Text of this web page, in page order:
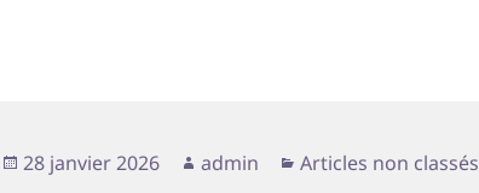
Publié
28 janvier 2026 Auteur
admin Catégories
Articles non classés